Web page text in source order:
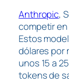
Anthropic,
competir
Estos
dólares por
unos 15 a
tokens de